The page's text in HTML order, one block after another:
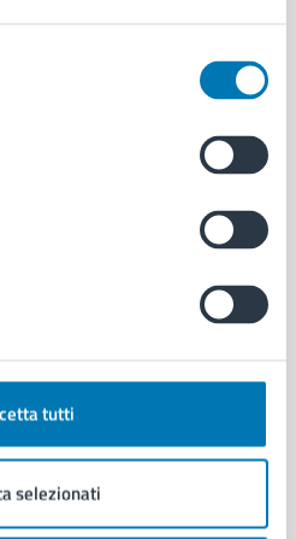
tutti
selezionati